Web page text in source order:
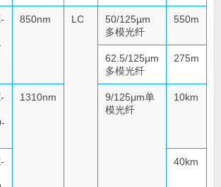
850nm LC
50/125µm
多模光纤
550m
62.5/125µm
多模光纤
275m
1310nm
9/125μm单
模光纤
10km
40km